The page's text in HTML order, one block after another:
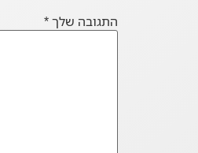
התגובה שלך*